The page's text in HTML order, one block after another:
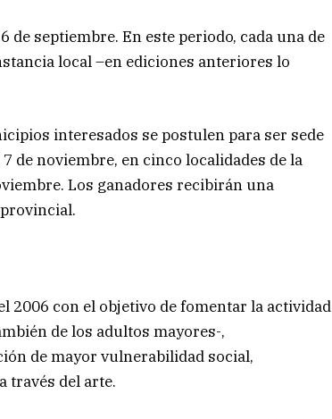
de septiembre. En este periodo, cada una de
local –en ediciones anteriores lo
interesados se postulen para ser sede
de noviembre, en cinco localidades de la
Los ganadores recibirán una
2006 con el objetivo de fomentar la actividad
de los adultos mayores-,
de mayor vulnerabilidad social,
través del arte.